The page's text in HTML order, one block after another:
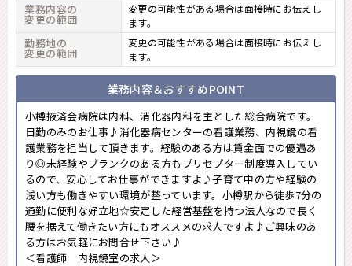
業務内容の
変更の範囲
変更の可能性がある場合は面接時にお伝えし
ます。
勤務地の
変更の範囲
変更の可能性がある場合は面接時にお伝えし
ます。
業務内容＆おすすめPOINT
小樽掖済会病院は内科、消化器内科を主とした総合病院です。
日勤のみのお仕事♪消化器病センターの看護業務、内視鏡の看
護業務を担当して頂きます。経験のある方は賃金面での優遇あ
り◎未経験やブランクのある方もプリセプター制度導入してい
るので、安心してお仕事ができますよ♪子育て中の方や経験の
浅い方も働きやすい環境が整っています。小樽駅から徒歩7分の
通勤に便利な好立地☆安定した経営基盤を持つ法人なので長く
腰を据えて働きたい方にもオススメの求人ですよ♪ご興味のあ
る方はお気軽にお問合せ下さい♪
＜看護師 内視鏡室の求人＞